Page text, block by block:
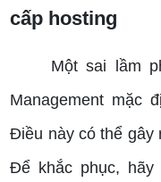
cấp hosting
Một sai lầm
Management mặc
Điều này có thể gây
Để khắc phục,